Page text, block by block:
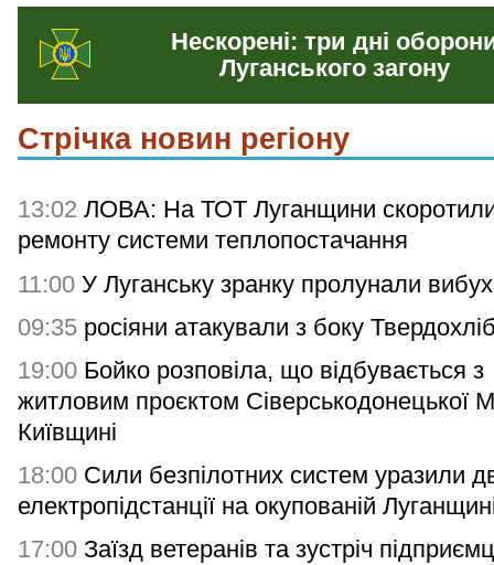
Нескорені: три дні
Луганського загону
Стрічка новин регіону
13:02 ЛОВА: На ТОТ Луганщини
ремонту системи теплопостачання
11:00 У Луганську зранку пролунали
09:35 росіяни атакували з боку
19:00 Бойко розповіла, що відбувається з
житловим проєктом Сіверськодонецької
Київщині
18:00 Сили безпілотних систем уразили
електропідстанції на окупованій
17:00 Заїзд ветеранів та зустріч